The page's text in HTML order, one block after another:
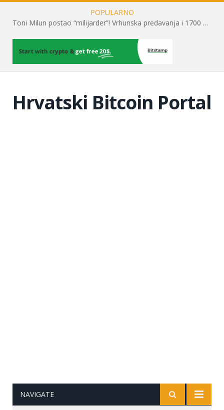
POPULARNO
Toni Milun postao “milijarder”! Vrhunska predavanja i 1700 posjetitelja obilježili su mjesec financijske pismenosti
Hrvatski Bitcoin Portal
NAVIGATE